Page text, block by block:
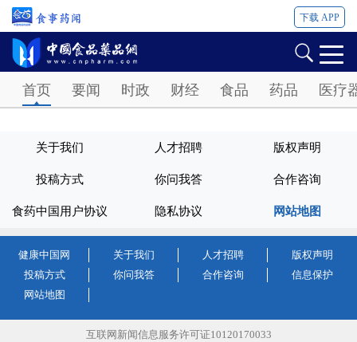
下载 APP
首页 要闻 时政 财经 食品 药品 医疗
关于我们 人才招聘 版权声明
投稿方式 你问我答 合作咨询
食药中国用户协议 隐私协议 网站地图
健康中国网 关于我们 人才招聘
版权声明
投稿方式
你问我答 合作咨询
信息保护
网站地图
互联网新闻信息服务许可证10120170033